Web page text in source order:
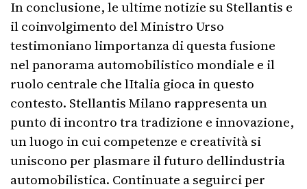
In conclusione, le ultime notizie su Stellantis e
il coinvolgimento del Ministro Urso
testimoniano limportanza di questa fusione
nel panorama automobilistico mondiale e il
ruolo centrale che lItalia gioca in questo
contesto. Stellantis Milano rappresenta un
punto di incontro tra tradizione e innovazione,
un luogo in cui competenze e creatività si
uniscono per plasmare il futuro dellindustria
automobilistica. Continuate a seguirci per